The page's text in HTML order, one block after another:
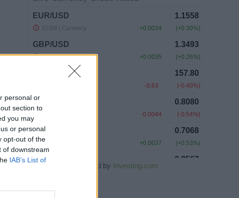
personal or
section to
you may
or personal
opt-out of the
of downstream
IAB’s List of
Powered by Investing.com